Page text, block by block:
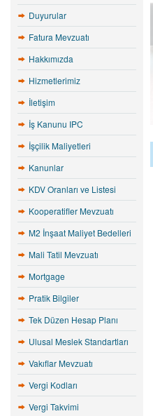
Duyurular
Fatura Mevzuatı
Hakkımızda
Hizmetlerimiz
İletişim
İş Kanunu IPC
İşçilik Maliyetleri
Kanunlar
KDV Oranları ve Listesi
Kooperatifler Mevzuatı
M2 İnşaat Maliyet Bedelleri
Mali Tatil Mevzuatı
Mortgage
Pratik Bilgiler
Tek Düzen Hesap Planı
Ulusal Meslek Standartları
Vakıflar Mevzuatı
Vergi Kodları
Vergi Takvimi